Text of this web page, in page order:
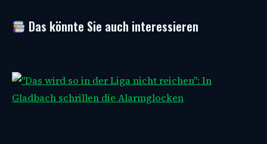
Das könnte Sie auch interessieren